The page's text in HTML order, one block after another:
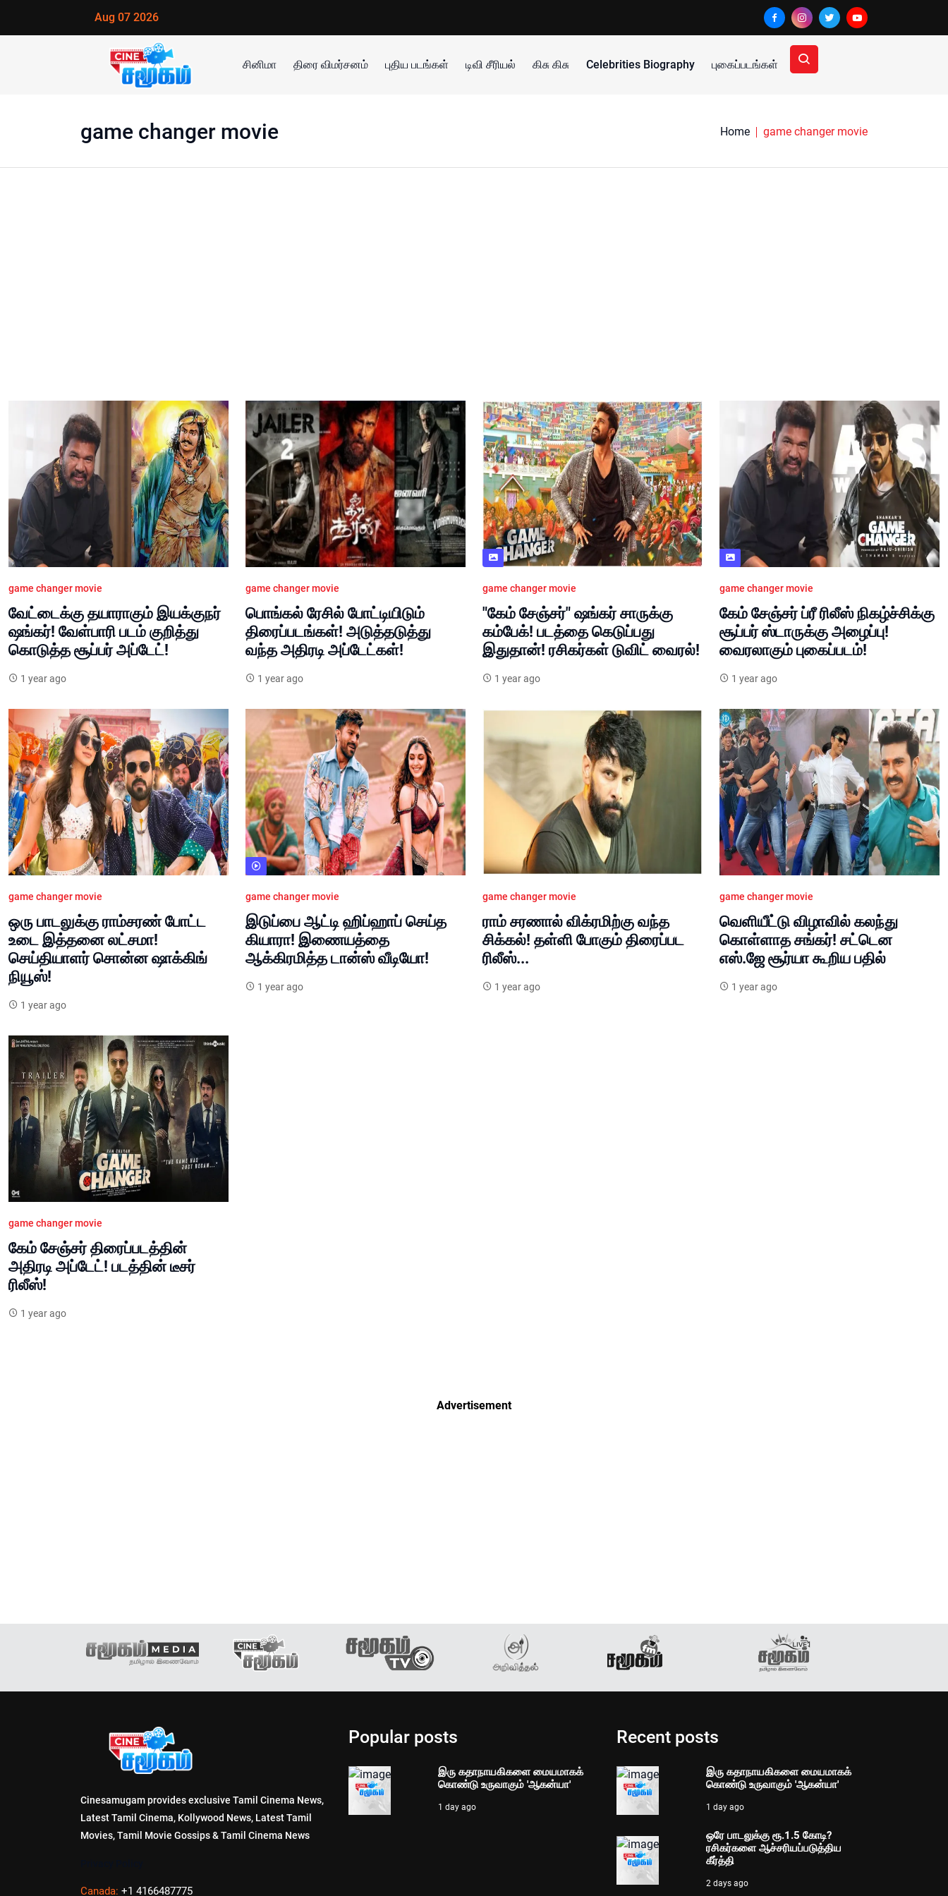
Aug 07 2026
சினிமா திரை விமர்சனம் புதிய படங்கள் டிவி சீரியல் கிசு கிசு Celebrities Biography புகைப்படங்கள்
game changer movie Home game changer movie
game changer movie
வேட்டைக்கு தயாராகும் இயக்குநர்
ஷங்கர்! வேள்பாரி படம் குறித்து
கொடுத்த சூப்பர் அப்டேட்!
1 year ago
game changer movie
பொங்கல் ரேசில் போட்டியிடும்
திரைப்படங்கள்! அடுத்தடுத்து
வந்த அதிரடி அப்டேட்கள்!
1 year ago
game changer movie
"கேம் சேஞ்சர்" ஷங்கர் சாருக்கு
கம்பேக்! படத்தை கெடுப்பது
இதுதான்! ரசிகர்கள் டுவிட் வைரல்!
1 year ago
game changer movie
கேம் சேஞ்சர் ப்ரீ ரிலீஸ் நிகழ்ச்சிக்கு
சூப்பர் ஸ்டாருக்கு அழைப்பு!
வைரலாகும் புகைப்படம்!
1 year ago
game changer movie
ஒரு பாடலுக்கு ராம்சரண் போட்ட
உடை இத்தனை லட்சமா!
செய்தியாளர் சொன்ன ஷாக்கிங்
நியூஸ்!
1 year ago
game changer movie
இடுப்பை ஆட்டி ஹிப்ஹாப் செய்த
கியாரா! இணையத்தை
ஆக்கிரமித்த டான்ஸ் வீடியோ!
1 year ago
game changer movie
ராம் சரணால் விக்ரமிற்கு வந்த
சிக்கல்! தள்ளி போகும் திரைப்பட
ரிலீஸ்...
1 year ago
game changer movie
வெளியீட்டு விழாவில் கலந்து
கொள்ளாத சங்கர்! சட்டென
எஸ்.ஜே சூர்யா கூறிய பதில்
1 year ago
game changer movie
கேம் சேஞ்சர் திரைப்படத்தின்
அதிரடி அப்டேட்! படத்தின் டீசர்
ரிலீஸ்!
1 year ago
Advertisement
Cinesamugam provides exclusive Tamil Cinema News,
Latest Tamil Cinema, Kollywood News, Latest Tamil
Movies, Tamil Movie Gossips & Tamil Cinema News
Canada: +1 4166487775
Popular posts
இரு கதாநாயகிகளை மையமாகக்
கொண்டு உருவாகும் 'ஆகன்யா'
1 day ago
Recent posts
இரு கதாநாயகிகளை மையமாகக்
கொண்டு உருவாகும் 'ஆகன்யா'
1 day ago
ஒரே பாடலுக்கு ரூ.1.5 கோடி?
ரசிகர்களை ஆச்சரியப்படுத்திய
கீர்த்தி
2 days ago